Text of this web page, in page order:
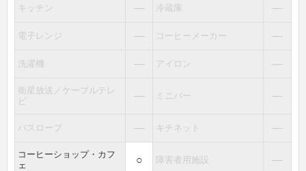
キッチン ― 冷蔵庫 ―
電子レンジ ― コーヒーメーカー ―
洗濯機 ― アイロン ―
衛星放送／ケーブルテレ
ビ
― ミニバー ―
バスローブ ― キチネット ―
コーヒーショップ・カフ
ェ
○ 障害者用施設 ―